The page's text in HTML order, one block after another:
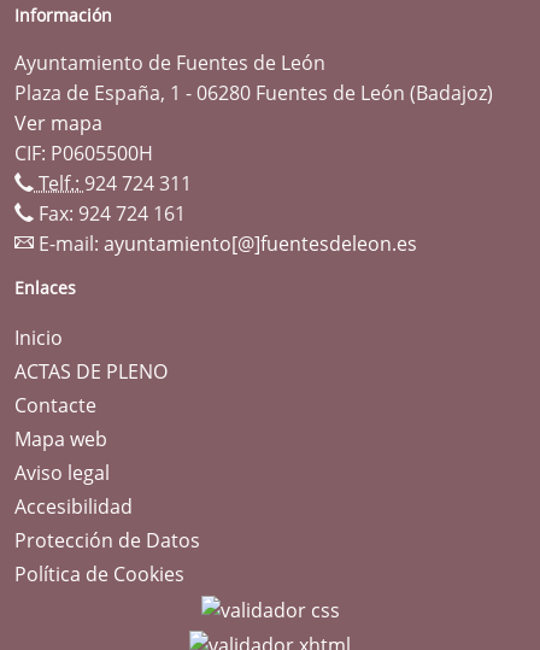
Información
Ayuntamiento de Fuentes de León
Plaza de España, 1 - 06280 Fuentes de León (Badajoz)
Ver mapa
CIF: P0605500H
Telf.: 924 724 311
Fax: 924 724 161
E-mail: ayuntamiento[@]fuentesdeleon.es
Enlaces
Inicio
ACTAS DE PLENO
Contacte
Mapa web
Aviso legal
Accesibilidad
Protección de Datos
Política de Cookies